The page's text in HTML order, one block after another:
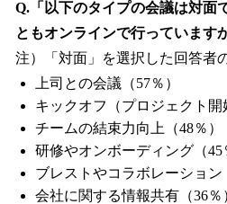
Q.「以下のタイプの会議は対面
ともオンラインで行っています
注）「対面」を選択した回答者
上司との会議（57％）
キックオフ（プロジェクト開
チームの結束力向上（48％）
研修やオンボーディング（45
ブレストやコラボレーション
会社に関する情報共有（36％